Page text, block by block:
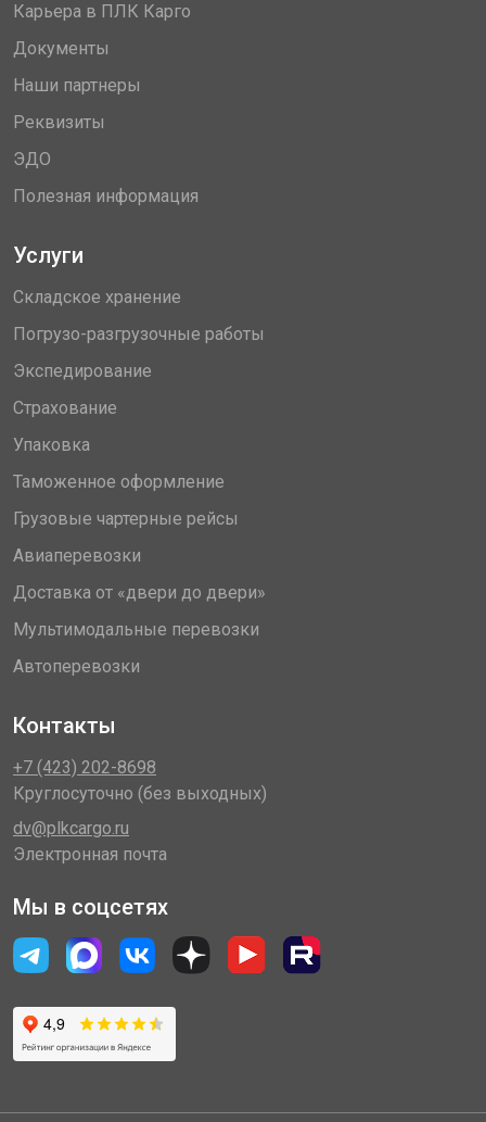
Карьера в ПЛК Карго
Документы
Наши партнеры
Реквизиты
ЭДО
Полезная информация
Услуги
Складское хранение
Погрузо-разгрузочные работы
Экспедирование
Страхование
Упаковка
Таможенное оформление
Грузовые чартерные рейсы
Авиаперевозки
Доставка от «двери до двери»
Мультимодальные перевозки
Автоперевозки
Контакты
+7 (423) 202-8698
Круглосуточно (без выходных)
dv@plkcargo.ru
Электронная почта
Мы в соцсетях